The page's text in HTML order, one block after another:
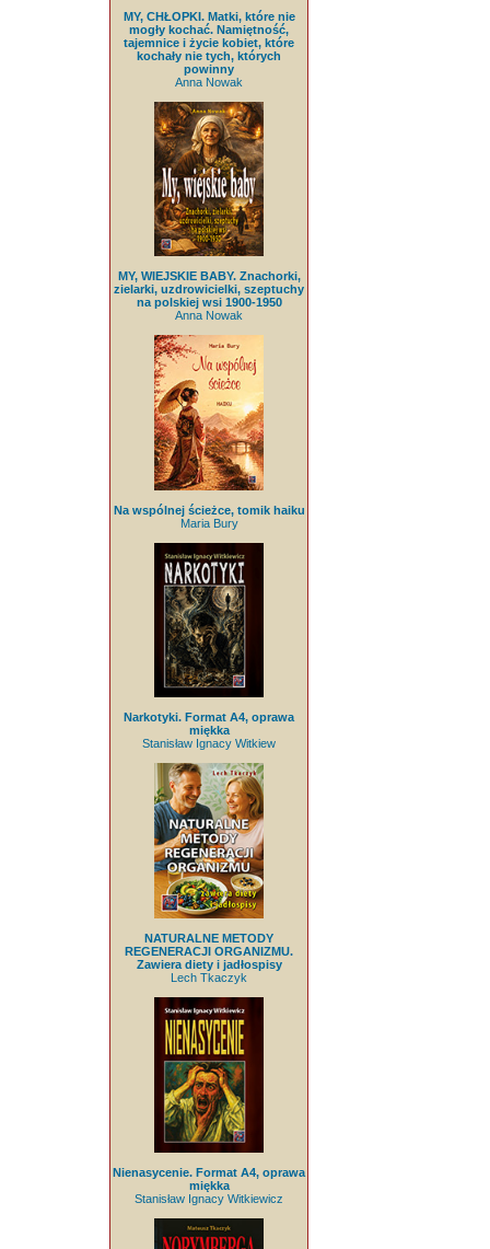
MY, CHŁOPKI. Matki, które nie
mogły kochać. Namiętność,
tajemnice i życie kobiet, które
kochały nie tych, których
powinny
Anna Nowak
MY, WIEJSKIE BABY. Znachorki,
zielarki, uzdrowicielki, szeptuchy
na polskiej wsi 1900-1950
Anna Nowak
Na wspólnej ścieżce, tomik haiku
Maria Bury
Narkotyki. Format A4, oprawa
miękka
Stanisław Ignacy Witkiew
NATURALNE METODY
REGENERACJI ORGANIZMU.
Zawiera diety i jadłospisy
Lech Tkaczyk
Nienasycenie. Format A4, oprawa
miękka
Stanisław Ignacy Witkiewicz